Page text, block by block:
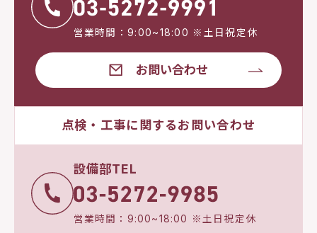
営業時間：9:00~18:00 ※土日祝定休
お問い合わせ
点検・工事に関するお問い合わせ
設備部TEL
営業時間：9:00~18:00 ※土日祝定休